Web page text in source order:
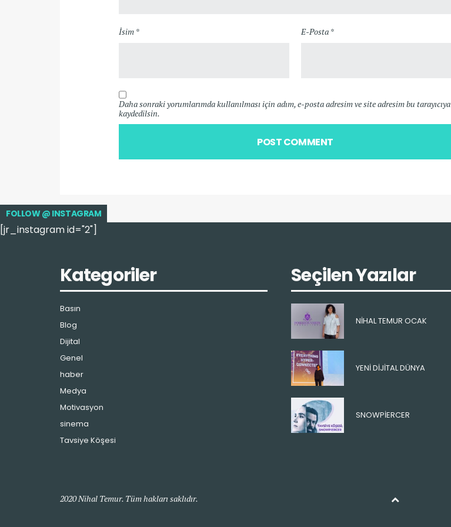
İsim * E-Posta *
Daha sonraki yorumlarımda kullanılması için adım, e-posta adresim ve site adresim bu tarayıcıya
kaydedilsin.
FOLLOW @ INSTAGRAM
[jr_instagram id="2"]
Kategoriler
Basın
Blog
Dijital
Genel
haber
Medya
Motivasyon
sinema
Tavsiye Köşesi
Seçilen Yazılar
NIHAL TEMUR OCAK
YENI DIJITAL DÜNYA
SNOWPIERCER
2020 Nihal Temur. Tüm hakları saklıdır.